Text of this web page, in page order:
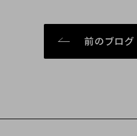
前のブログ